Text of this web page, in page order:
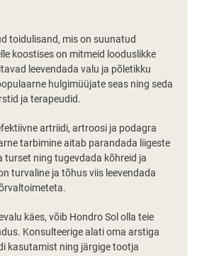
toidulisand, mis on suunatud
koostises on mitmeid looduslikke
leevendada valu ja põletikku
hulgimüüjate seas ning seda
ja terapeudid.
artriidi, artroosi ja podagra
tarbimine aitab parandada liigeste
turset ning tugevdada kõhreid ja
turvaline ja tõhus viis leevendada
käes, võib Hondro Sol olla teie
Konsulteerige alati oma arstiga
kasutamist ning järgige tootja